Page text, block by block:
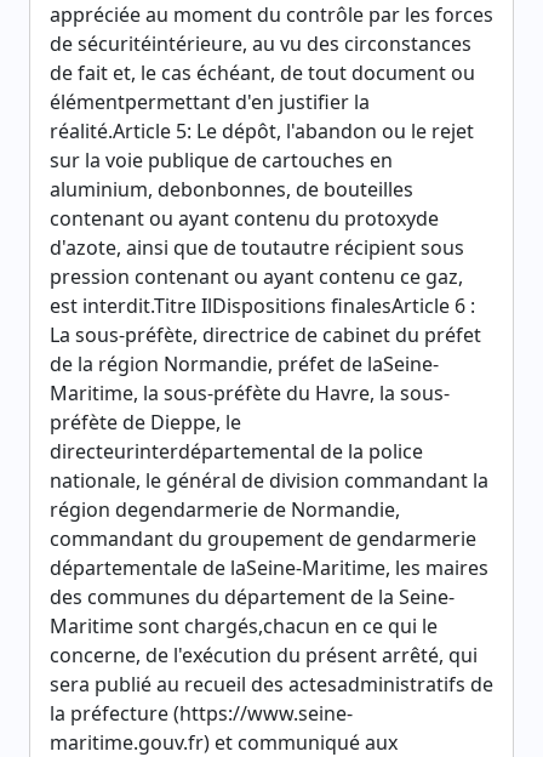
appréciée au moment du contrôle par les forces
de sécuritéintérieure, au vu des circonstances
de fait et, le cas échéant, de tout document ou
élémentpermettant d'en justifier la
réalité.Article 5: Le dépôt, l'abandon ou le rejet
sur la voie publique de cartouches en
aluminium, debonbonnes, de bouteilles
contenant ou ayant contenu du protoxyde
d'azote, ainsi que de toutautre récipient sous
pression contenant ou ayant contenu ce gaz,
est interdit.Titre IlDispositions finalesArticle 6 :
La sous-préfète, directrice de cabinet du préfet
de la région Normandie, préfet de laSeine-
Maritime, la sous-préfète du Havre, la sous-
préfète de Dieppe, le
directeurinterdépartemental de la police
nationale, le général de division commandant la
région degendarmerie de Normandie,
commandant du groupement de gendarmerie
départementale de laSeine-Maritime, les maires
des communes du département de la Seine-
Maritime sont chargés,chacun en ce qui le
concerne, de l'exécution du présent arrêté, qui
sera publié au recueil des actesadministratifs de
la préfecture (https://www.seine-
maritime.gouv.fr) et communiqué aux